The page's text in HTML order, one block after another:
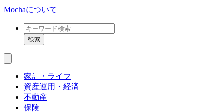
Mochaについて
家計・ライフ
資産運用・経済
不動産
保険